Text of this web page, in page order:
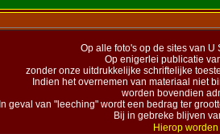
Op alle foto's op de sites van U
Op enigerlei publicatie
zonder onze uitdrukkelijke schriftelijke
Indien het overnemen van materiaal niet
worden bovendien
In geval van "leeching" wordt een bedrag ter
Bij in gebreke blijven
Hierop